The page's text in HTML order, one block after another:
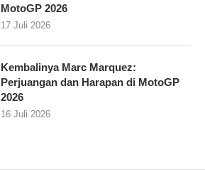
MotoGP 2026
17 Juli 2026
Kembalinya Marc Marquez:
Perjuangan dan Harapan di MotoGP
2026
16 Juli 2026